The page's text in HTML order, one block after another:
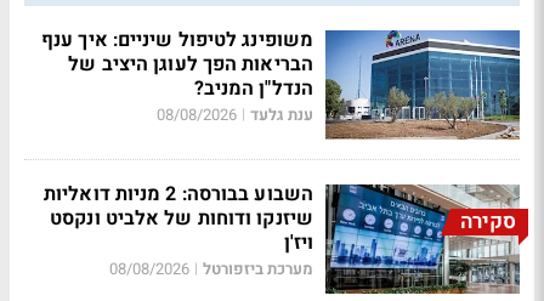
משופינג לטיפול שיניים: איך ענף
הבריאות הפך לעוגן היציב של
הנדל"ן המניב?
ענת גלעד |
08/08/2026
סקירה
השבוע בבורסה: 2 מניות דואליות
שיזנקו ודוחות של אלביט ונקסט
ויז'ן
מערכת ביזפורטל |
08/08/2026